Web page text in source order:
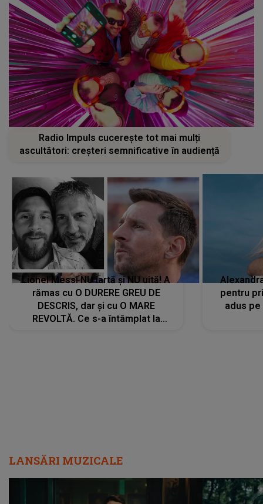
Radio Impuls cucerește tot mai mulți
ascultători: creșteri semnificative în audiență
Lionel Messi NU iartă și NU uită! A
rămas cu O DURERE GREU DE
DESCRIS, dar și cu O MARE
REVOLTĂ. Ce s-a întâmplat la
pentru
adus
LANSĂRI MUZICALE